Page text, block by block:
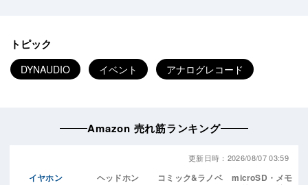
トピック
DYNAUDIO イベント アナログレコード